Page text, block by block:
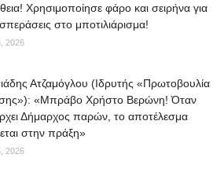
Χρησιμοποίησε φάρο και σειρήνα για
στο μποτιλιάρισμα!
2026
Ατζαμόγλου (Ιδρυτής «Πρωτοβουλία
«Μπράβο Χρήστο Βερώνη! Όταν
Δήμαρχος παρών, το αποτέλεσμα
στην πράξη»
2026